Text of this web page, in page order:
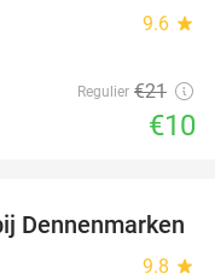
9.6 star
Regulier €21
€10
26%
Dennenmarken
9.8 star